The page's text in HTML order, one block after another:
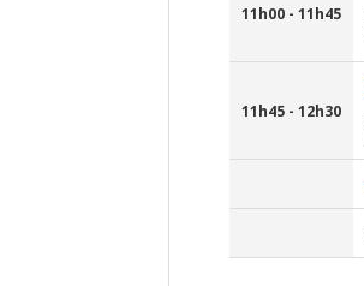
11h00- 11h45
11h45 - 12h30